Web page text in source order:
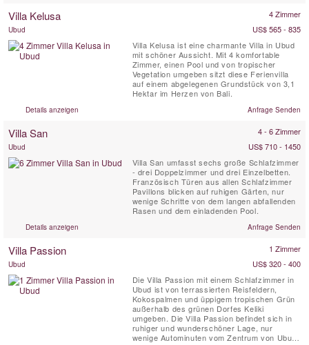
Villa Kelusa 4 Zimmer
Ubud
US$ 565 - 835
Villa Kelusa ist eine charmante Villa in Ubud
mit schöner Aussicht. Mit 4 komfortable
Zimmer, einen Pool und von tropischer
Vegetation umgeben sitzt diese Ferienvilla
auf einem abgelegenen Grundstück von 3,1
Hektar im Herzen von Bali.
Details anzeigen Anfrage Senden
Villa San 4 - 6 Zimmer
Ubud
US$ 710 - 1450
Villa San umfasst sechs große Schlafzimmer
- drei Doppelzimmer und drei Einzelbetten.
Französisch Türen aus allen Schlafzimmer
Pavillons blicken auf ruhigen Gärten, nur
wenige Schritte von dem langen abfallenden
Rasen und dem einladenden Pool.
Details anzeigen Anfrage Senden
Villa Passion 1 Zimmer
Ubud
US$ 320 - 400
Die Villa Passion mit einem Schlafzimmer in
Ubud ist von terrassierten Reisfeldern,
Kokospalmen und üppigem tropischen Grün
außerhalb des grünen Dorfes Keliki
umgeben. Die Villa Passion befindet sich in
ruhiger und wunderschöner Lage, nur
wenige Autominuten vom Zentrum von Ubud